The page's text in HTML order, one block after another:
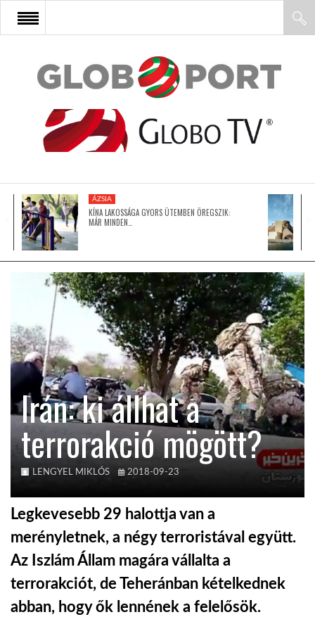
FŐOLDAL
AFRIKA
ÁZSIA
LATIN-AMERIKA
KÖZEL-KELET
AUSZTRÁLIA
A VILÁG ITTHON
HÍR3D
ÁZSIA
KÍNA LAKOSSÁGA GYORS ÜTEMBEN ÖREGSZIK:
MÁR MINDEN…
Irán: ki állhat a
terrorakció mögött?
LENGYEL MIKLÓS 2018-09-23
Legkevesebb 29 halottja van a
merényletnek, a négy terroristával együtt.
Az Iszlám Állam magára vállalta a
terrorakciót, de Teheránban kételkednek
abban, hogy ők lennének a felelősök.